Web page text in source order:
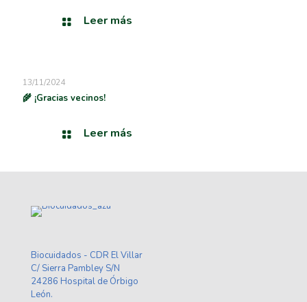
Leer más
13/11/2024
🌾 ¡Gracias vecinos!
Leer más
Biocuidados - CDR El Villar
C/ Sierra Pambley S/N
24286 Hospital de Órbigo
León.